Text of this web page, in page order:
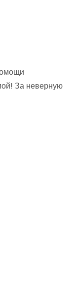
За неверную